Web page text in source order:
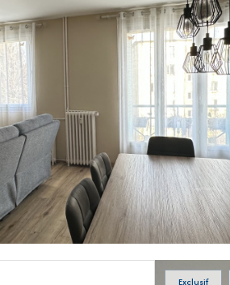
Exclusif